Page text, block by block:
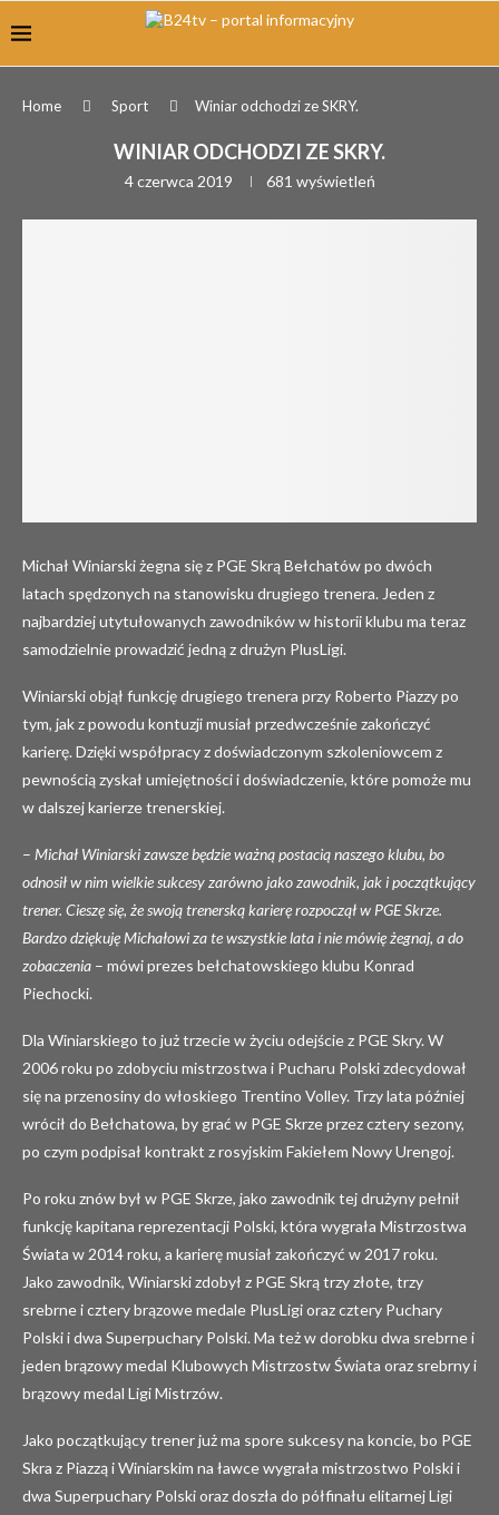
Home Sport Winiar odchodzi ze SKRY.
WINIAR ODCHODZI ZE SKRY.
4 czerwca 2019 681 wyświetleń
Michał Winiarski żegna się z PGE Skrą Bełchatów po dwóch
latach spędzonych na stanowisku drugiego trenera. Jeden z
najbardziej utytułowanych zawodników w historii klubu ma teraz
samodzielnie prowadzić jedną z drużyn PlusLigi.
Winiarski objął funkcję drugiego trenera przy Roberto Piazzy po
tym, jak z powodu kontuzji musiał przedwcześnie zakończyć
karierę. Dzięki współpracy z doświadczonym szkoleniowcem z
pewnością zyskał umiejętności i doświadczenie, które pomoże mu
w dalszej karierze trenerskiej.
– Michał Winiarski zawsze będzie ważną postacią naszego klubu, bo
odnosił w nim wielkie sukcesy zarówno jako zawodnik, jak i początkujący
trener. Cieszę się, że swoją trenerską karierę rozpoczął w PGE Skrze.
Bardzo dziękuję Michałowi za te wszystkie lata i nie mówię żegnaj, a do
zobaczenia – mówi prezes bełchatowskiego klubu Konrad
Piechocki.
Dla Winiarskiego to już trzecie w życiu odejście z PGE Skry. W
2006 roku po zdobyciu mistrzostwa i Pucharu Polski zdecydował
się na przenosiny do włoskiego Trentino Volley. Trzy lata później
wrócił do Bełchatowa, by grać w PGE Skrze przez cztery sezony,
po czym podpisał kontrakt z rosyjskim Fakiełem Nowy Urengoj.
Po roku znów był w PGE Skrze, jako zawodnik tej drużyny pełnił
funkcję kapitana reprezentacji Polski, która wygrała Mistrzostwa
Świata w 2014 roku, a karierę musiał zakończyć w 2017 roku.
Jako zawodnik, Winiarski zdobył z PGE Skrą trzy złote, trzy
srebrne i cztery brązowe medale PlusLigi oraz cztery Puchary
Polski i dwa Superpuchary Polski. Ma też w dorobku dwa srebrne i
jeden brązowy medal Klubowych Mistrzostw Świata oraz srebrny i
brązowy medal Ligi Mistrzów.
Jako początkujący trener już ma spore sukcesy na koncie, bo PGE
Skra z Piazzą i Winiarskim na ławce wygrała mistrzostwo Polski i
dwa Superpuchary Polski oraz doszła do półfinału elitarnej Ligi